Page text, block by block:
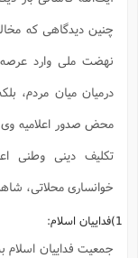
چنین دیدگاهی که
نهضت ملی وارد
درمیان میان مردم،
محض صدور اعلامیه
تکلیف دینی وطنی
خوانساری محلاتی،
1)فداییان اسلام:
جمعیت فداییان